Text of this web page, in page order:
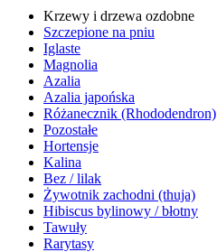
Krzewy i drzewa ozdobne
Szczepione na pniu
Iglaste
Magnolia
Azalia
Azalia japońska
Różanecznik (Rhododendron)
Pozostałe
Hortensje
Kalina
Bez / lilak
Żywotnik zachodni (thuja)
Hibiscus bylinowy / błotny
Tawuły
Rarytasy